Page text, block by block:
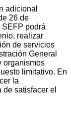
adicional
26 de
podrá
realizar
de servicios
General
organismos
limitativo. En
la
satisfacer el